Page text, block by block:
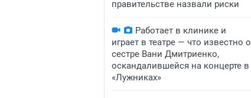
правительстве назвали риски
Работает в клинике и
играет в театре — что известно о
сестре Вани Дмитриенко,
оскандалившейся на концерте в
«Лужниках»